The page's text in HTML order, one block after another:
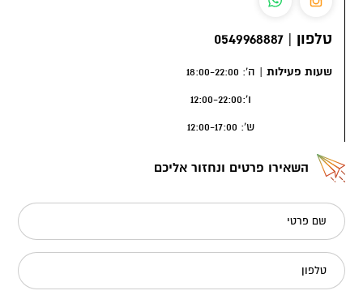
טלפון |
0549968887
שעות פעילות | ה': 18:00-22:00
ו':12:00-22:00
ש': 12:00-17:00
השאירו פרטים ונחזור אליכם
שם פרטי
טלפון